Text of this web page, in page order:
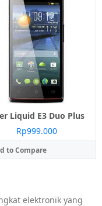
Liquid E3 Duo Plus
Rp999.000
to Compare
elektronik yang